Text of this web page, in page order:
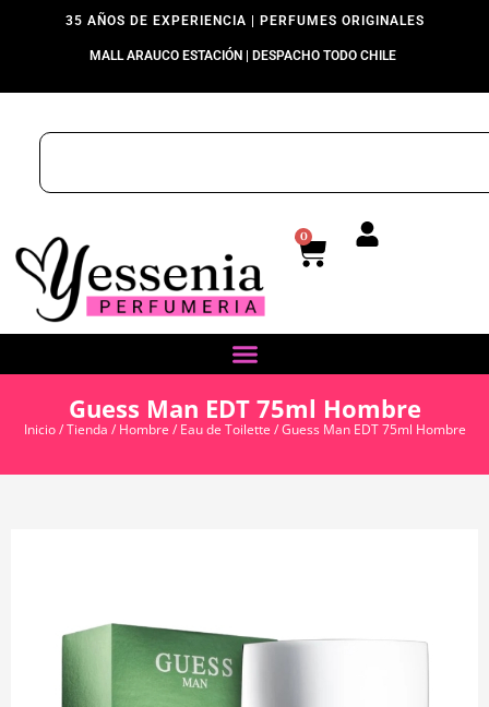
35 AÑOS DE EXPERIENCIA | PERFUMES ORIGINALES
MALL ARAUCO ESTACIÓN | DESPACHO TODO CHILE
0
Guess Man EDT 75ml Hombre
Inicio/Tienda / Hombre / Eau de Toilette / Guess Man EDT 75ml Hombre